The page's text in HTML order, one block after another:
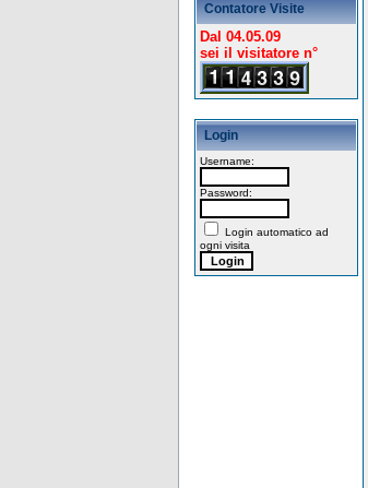
Contatore Visite
Dal 04.05.09
sei il visitatore n°
Login
Username:
Password:
Login automatico ad
ogni visita